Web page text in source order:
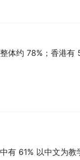
整体约 78%；香港
有 61% 以中文为